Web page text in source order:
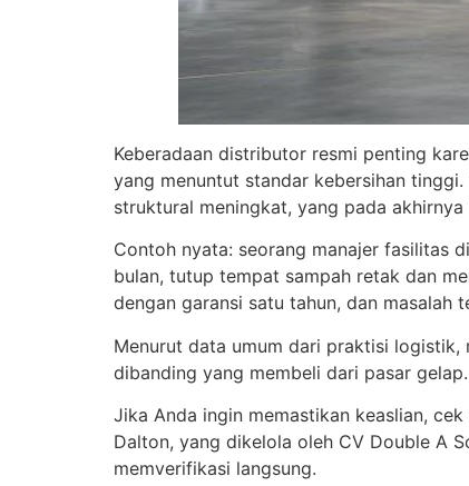
Keberadaan distributor resmi penting
yang menuntut standar kebersihan
struktural meningkat, yang pada
Contoh nyata: seorang manajer fasilitas
bulan, tutup tempat sampah retak dan
dengan garansi satu tahun, dan masalah
Menurut data umum dari praktisi logistik,
dibanding yang membeli dari pasar
Jika Anda ingin memastikan keaslian,
Dalton, yang dikelola oleh CV Double A
memverifikasi langsung.